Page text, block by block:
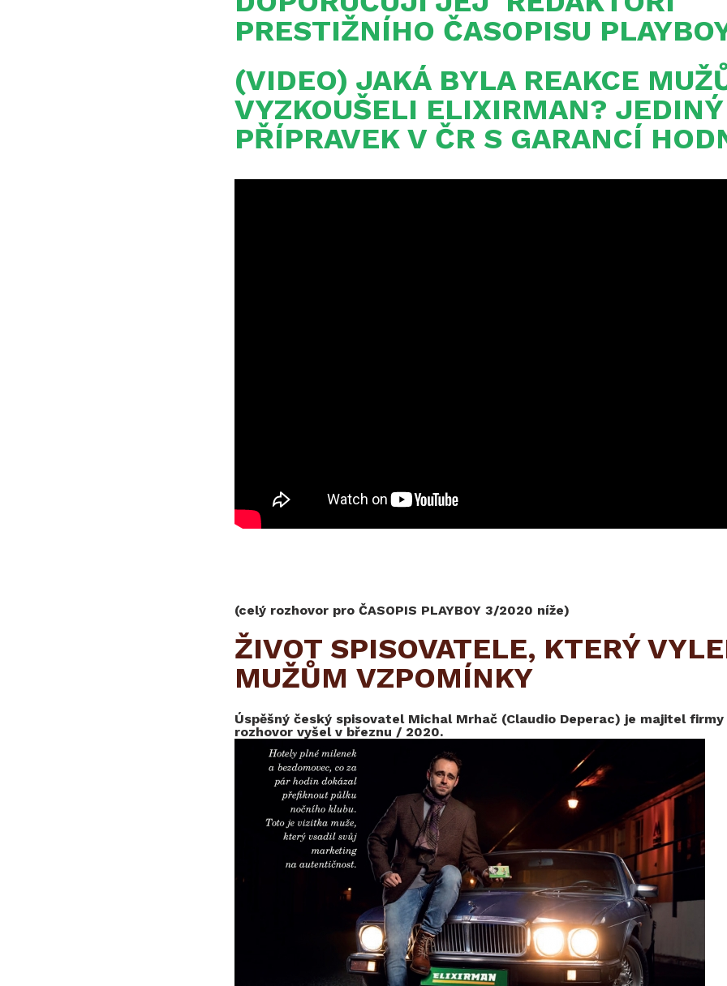
PRESTIŽNÍHO ČASOPISU
(VIDEO) JAKÁ BYLA REAKCE
VYZKOUŠELI ELIXIRMAN? JEDINÝ
PŘÍPRAVEK V ČR S GARANCÍ
(celý rozhovor pro ČASOPIS PLAYBOY 3/2020 níže)
ŽIVOT SPISOVATELE, KTERÝ
MUŽŮM VZPOMÍNKY
Úspěšný český spisovatel Michal Mrhač (Claudio Deperac) je majitel firmy
rozhovor vyšel v březnu / 2020.